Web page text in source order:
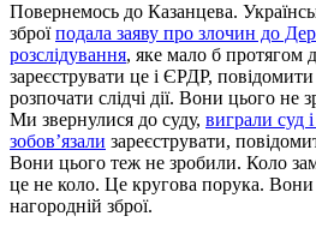
Повернемось до Казанцева.
зброїподала заяву про злочин до
розслідування, яке мало б протягом
зареєструвати це і ЄРДР, повідомити
розпочати слідчі дії. Вони цього не
Ми звернулися до суду, виграли суд
зобов’язали зареєструвати,
Вони цього теж не зробили. Коло
це не коло. Це кругова порука. Вони
нагородній зброї.